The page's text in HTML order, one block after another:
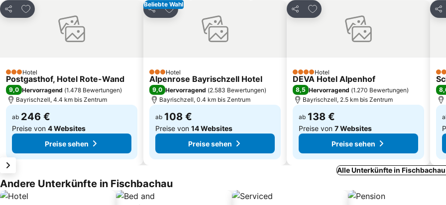
Teilen
Zu Favoriten hinzufügen
3 Sterne
Hotel
Postgasthof, Hotel Rote-Wand
9,0 Hervorragend (1.478 Bewertungen)
Bayrischzell, 4.4 km bis Zentrum
ab 246 €
Preise von 4 Websites
Preise sehen
Beliebte Wahl
Teilen
Zu Favoriten hinzufügen
3 Sterne
Hotel
Alpenrose Bayrischzell Hotel
9,0 Hervorragend (2.583 Bewertungen)
Bayrischzell, 0.4 km bis Zentrum
ab 108 €
Preise von 14 Websites
Preise sehen
Teilen
Zu Favoriten hinzufügen
4 SterneHotel
DEVA Hotel Alpenhof
8,5 Hervorragend (1.270 Bewertungen)
Bayrischzell, 2.5 km bis Zentrum
ab 138 €
Preise von 7 Websites
Preise sehen
3
Alle Unterkünfte in
Andere Unterkünfte in Fischbachau